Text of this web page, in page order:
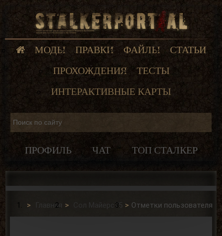
МОДЫ ПРАВКИ ФАЙЛЫ
СТАТЬИ
ПРОХОЖДЕНИЯ
ТЕСТЫ
ИНТЕРАКТИВНЫЕ КАРТЫ
ПРОФИЛЬ ЧАТ ТОП СТАЛКЕР
Главная Сол Майерс75 Отметки пользователя